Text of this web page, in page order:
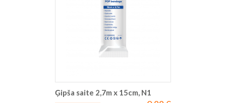
Ģipša saite 2,7m x 15cm, N1